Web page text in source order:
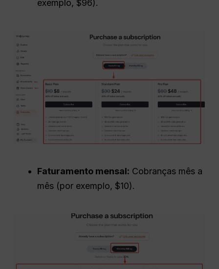
exemplo, $96).
Faturamento mensal: Cobranças mês a
mês (por exemplo, $10).